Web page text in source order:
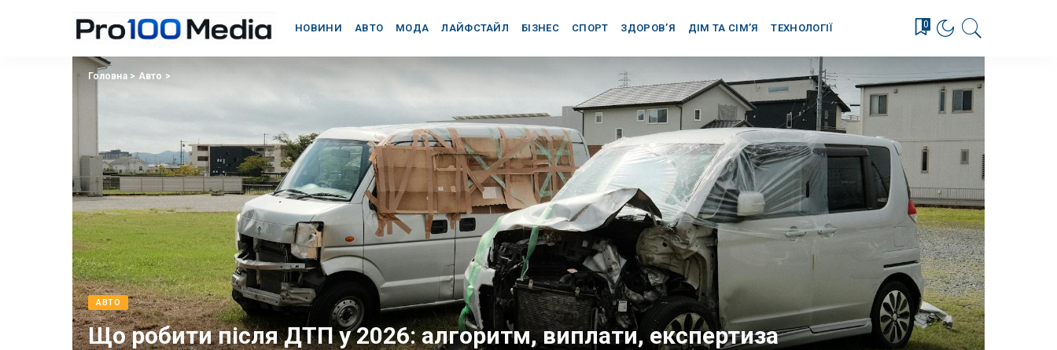
НОВИНИ АВТО МОДА ЛАЙФСТАЙЛ БІЗНЕС СПОРТ ЗДОРОВ’Я ДІМ ТА СІМ’Я ТЕХНОЛОГІЇ 0
Головна> Авто >
АВТО
Що робити після ДТП у 2026: алгоритм, виплати, експертиза